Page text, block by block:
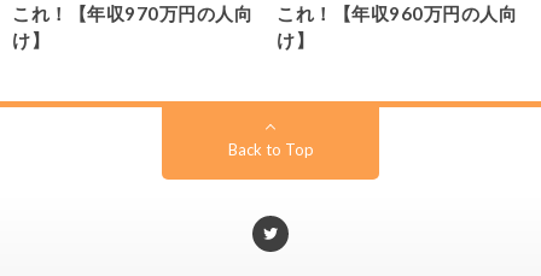
これ！【年収970万円の人向
け】
これ！【年収960万円の人向
け】
Back to Top